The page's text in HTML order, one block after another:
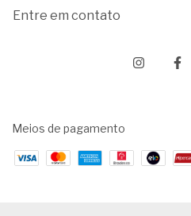
Entre em contato
Meios de pagamento